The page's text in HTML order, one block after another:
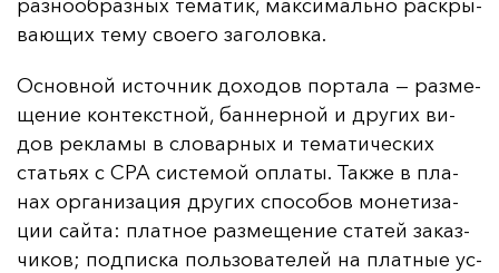
раз­но­об­раз­ных те­ма­тик, мак­си­маль­но рас­кры­
ва­ющих те­му сво­его за­го­лов­ка.
Ос­нов­ной ис­точ­ник до­хо­дов пор­та­ла — раз­ме­
ще­ние кон­текс­тной, бан­нер­ной и дру­гих ви­
дов рек­ла­мы в сло­вар­ных и те­ма­ти­чес­ких
стать­ях с СРА сис­те­мой оп­ла­ты. Так­же в пла­
нах ор­га­ни­за­ция дру­гих спо­со­бов мо­не­ти­за­
ции сай­та: плат­ное раз­ме­ще­ние ста­тей за­каз­
чи­ков; под­пис­ка поль­зо­ва­те­лей на плат­ные ус­